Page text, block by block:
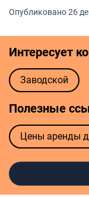
во двор и
Опубликовано 26
Интересует
Заводской
Полезные
Цены аренды